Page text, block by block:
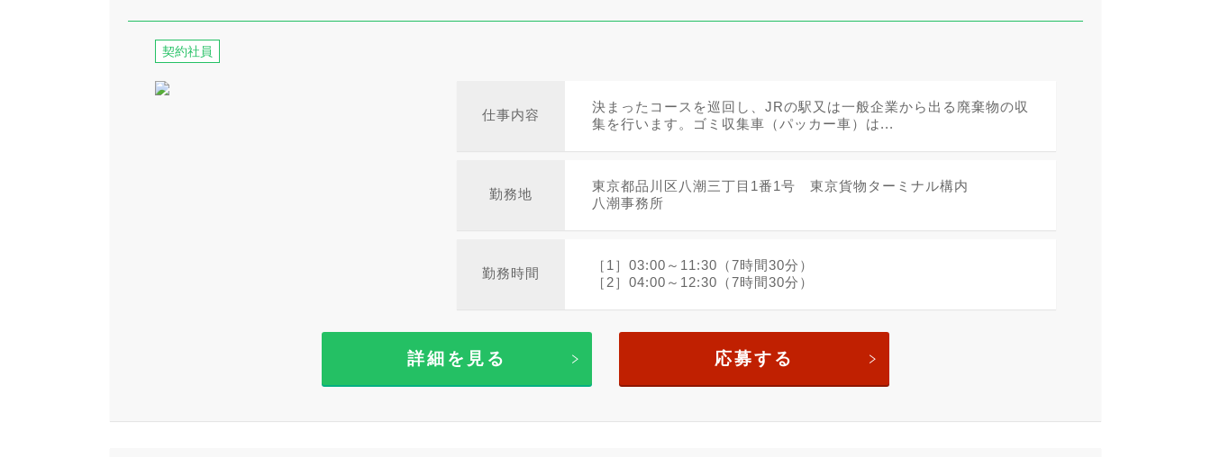
契約社員
仕事内容
決まったコースを巡回し、JRの駅又は一般企業から出る廃棄物の収
集を行います。ゴミ収集車（パッカー車）は...
勤務地
東京都品川区八潮三丁目1番1号 東京貨物ターミナル構内
八潮事務所
勤務時間
［1］03:00～11:30（7時間30分）
［2］04:00～12:30（7時間30分）
詳細を見る 応募する